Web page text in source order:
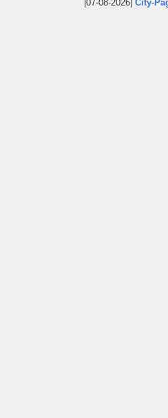
|07-08-2026| City-